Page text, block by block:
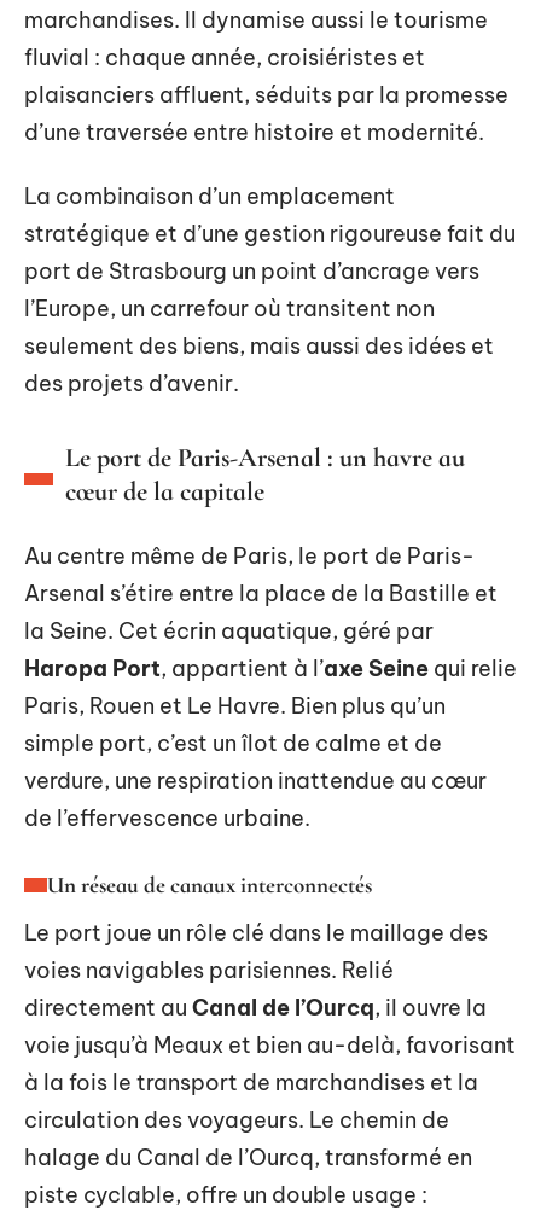
marchandises. Il dynamise aussi le tourisme
fluvial : chaque année, croisiéristes et
plaisanciers affluent, séduits par la promesse
d’une traversée entre histoire et modernité.
La combinaison d’un emplacement
stratégique et d’une gestion rigoureuse fait du
port de Strasbourg un point d’ancrage vers
l’Europe, un carrefour où transitent non
seulement des biens, mais aussi des idées et
des projets d’avenir.
Le port de Paris-Arsenal : un havre au
cœur de la capitale
Au centre même de Paris, le port de Paris-
Arsenal s’étire entre la place de la Bastille et
la Seine. Cet écrin aquatique, géré par
Haropa Port, appartient à l’axe Seine qui relie
Paris, Rouen et Le Havre. Bien plus qu’un
simple port, c’est un îlot de calme et de
verdure, une respiration inattendue au cœur
de l’effervescence urbaine.
Un réseau de canaux interconnectés
Le port joue un rôle clé dans le maillage des
voies navigables parisiennes. Relié
directement au Canal de l’Ourcq, il ouvre la
voie jusqu’à Meaux et bien au-delà, favorisant
à la fois le transport de marchandises et la
circulation des voyageurs. Le chemin de
halage du Canal de l’Ourcq, transformé en
piste cyclable, offre un double usage :